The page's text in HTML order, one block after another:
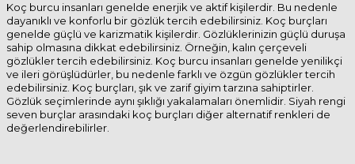
Koç burcu insanları genelde enerjik ve aktif kişilerdir. Bu nedenle
dayanıklı ve konforlu bir gözlük tercih edebilirsiniz. Koç burçları
genelde güçlü ve karizmatik kişilerdir. Gözlüklerinizin güçlü duruşa
sahip olmasına dikkat edebilirsiniz. Örneğin, kalın çerçeveli
gözlükler tercih edebilirsiniz. Koç burcu insanları genelde yenilikçi
ve ileri görüşlüdürler, bu nedenle farklı ve özgün gözlükler tercih
edebilirsiniz. Koç burçları, şık ve zarif giyim tarzına sahiptirler.
Gözlük seçimlerinde aynı şıklığı yakalamaları önemlidir. Siyah rengi
seven burçlar arasındaki koç burçları diğer alternatif renkleri de
değerlendirebilirler.